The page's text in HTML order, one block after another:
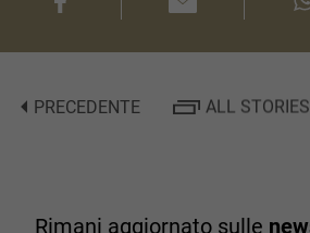
PRECEDENTE ALL STORIES
Rimani aggiornato sulle